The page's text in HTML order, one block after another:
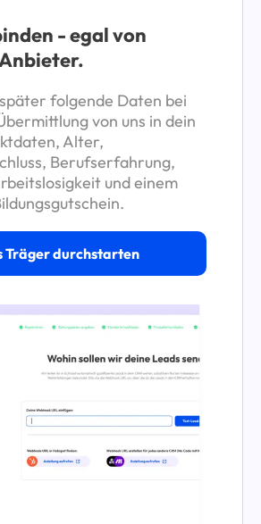
- egal von
folgende Daten bei
von uns in dein
Alter,
Berufserfahrung,
und einem
Träger durchstarten